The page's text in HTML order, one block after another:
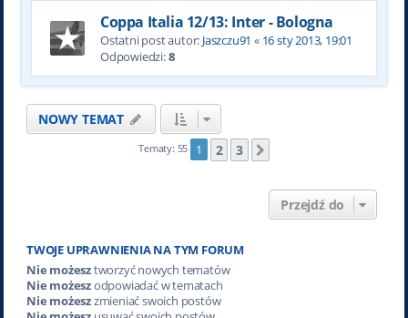
Coppa Italia 12/13: Inter - Bologna
Ostatni post autor: Jaszczu91 « 16 sty 2013, 19:01
Odpowiedzi:8
NOWY TEMAT
Tematy: 55 1 2 3
Przejdź do
TWOJE UPRAWNIENIA NA TYM FORUM
Nie możesztworzyć nowych tematów
Nie możeszodpowiadać w tematach
Nie możeszzmieniać swoich postów